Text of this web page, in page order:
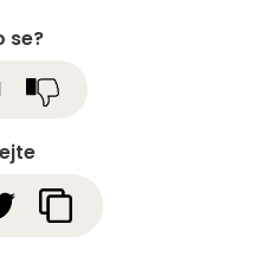
se?